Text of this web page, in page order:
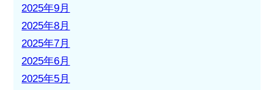
2025年9月
2025年8月
2025年7月
2025年6月
2025年5月